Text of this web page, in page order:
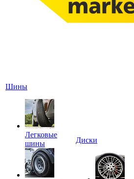
Шины
Легковые
шины
Диски